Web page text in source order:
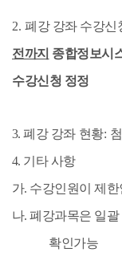
2. 폐강 강좌 수강신
전까지 종합정보시
수강신청 정정
3.폐강 강좌 현황:
4. 기타 사항
가. 수강인원이 제
나.폐강과목은 일괄
확인가능